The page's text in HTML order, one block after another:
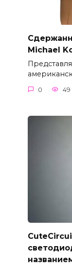
Michael
0 49